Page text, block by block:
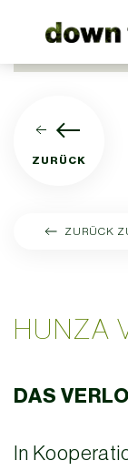
Zum
ZURÜCK
ZURÜCK
HUNZA
DAS
In